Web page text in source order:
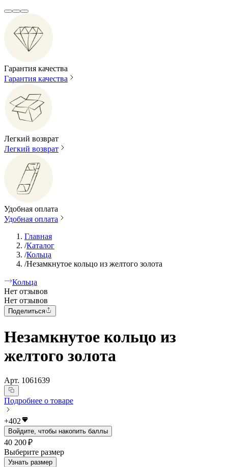
Гарантия качества
Гарантия качества
Легкий возврат
Легкий возврат
Удобная оплата
Удобная оплата
Главная
/Каталог
/Кольца
/Незамкнутое кольцо из желтого золота
Кольца
Нет отзывов
Нет отзывов
Поделиться
Незамкнутое кольцо из
желтого золота
Арт. 1061639
Подробнее о товаре
+402
Войдите, чтобы накопить баллы
40 200 ₽
Выберите размер
Узнать размер